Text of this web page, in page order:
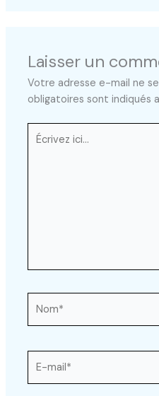
Laisser un
Votre adresse e-mail ne
obligatoires sont indiqués
Écrivez
ici…
mail*